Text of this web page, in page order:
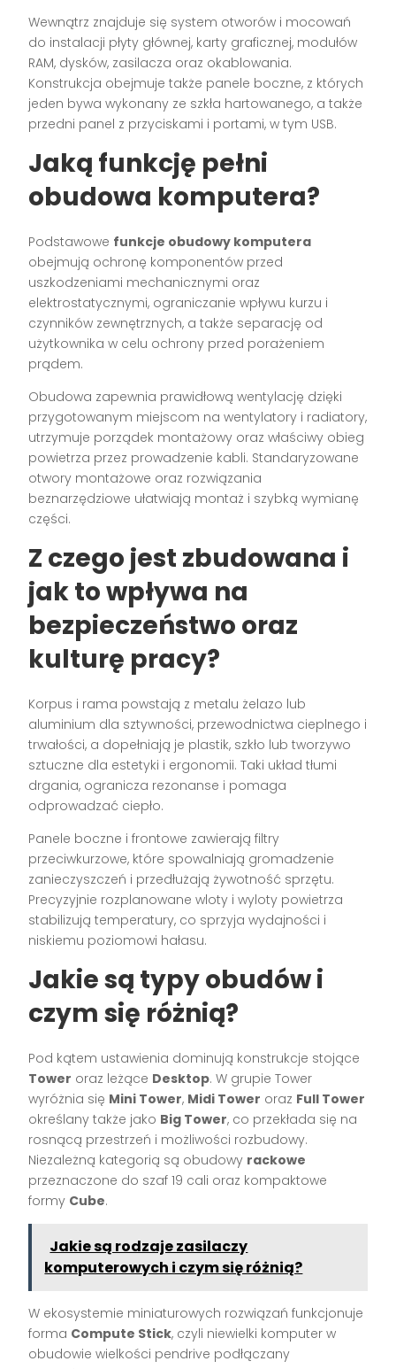
Wewnątrz znajduje się system otworów i mocowań
do instalacji płyty głównej, karty graficznej, modułów
RAM, dysków, zasilacza oraz okablowania.
Konstrukcja obejmuje także panele boczne, z których
jeden bywa wykonany ze szkła hartowanego, a także
przedni panel z przyciskami i portami, w tym USB.
Jaką funkcję pełni
obudowa komputera?
Podstawowe funkcje obudowy komputera
obejmują ochronę komponentów przed
uszkodzeniami mechanicznymi oraz
elektrostatycznymi, ograniczanie wpływu kurzu i
czynników zewnętrznych, a także separację od
użytkownika w celu ochrony przed porażeniem
prądem.
Obudowa zapewnia prawidłową wentylację dzięki
przygotowanym miejscom na wentylatory i radiatory,
utrzymuje porządek montażowy oraz właściwy obieg
powietrza przez prowadzenie kabli. Standaryzowane
otwory montażowe oraz rozwiązania
beznarzędziowe ułatwiają montaż i szybką wymianę
części.
Z czego jest zbudowana i
jak to wpływa na
bezpieczeństwo oraz
kulturę pracy?
Korpus i rama powstają z metalu żelazo lub
aluminium dla sztywności, przewodnictwa cieplnego i
trwałości, a dopełniają je plastik, szkło lub tworzywo
sztuczne dla estetyki i ergonomii. Taki układ tłumi
drgania, ogranicza rezonanse i pomaga
odprowadzać ciepło.
Panele boczne i frontowe zawierają filtry
przeciwkurzowe, które spowalniają gromadzenie
zanieczyszczeń i przedłużają żywotność sprzętu.
Precyzyjnie rozplanowane wloty i wyloty powietrza
stabilizują temperatury, co sprzyja wydajności i
niskiemu poziomowi hałasu.
Jakie są typy obudów i
czym się różnią?
Pod kątem ustawienia dominują konstrukcje stojące
Tower oraz leżące Desktop. W grupie Tower
wyróżnia się Mini Tower, Midi Tower oraz Full Tower
określany także jako Big Tower, co przekłada się na
rosnącą przestrzeń i możliwości rozbudowy.
Niezależną kategorią są obudowy rackowe
przeznaczone do szaf 19 cali oraz kompaktowe
formy Cube.
Jakie są rodzaje zasilaczy
komputerowych i czym się różnią?
W ekosystemie miniaturowych rozwiązań funkcjonuje
forma Compute Stick, czyli niewielki komputer w
obudowie wielkości pendrive podłączany